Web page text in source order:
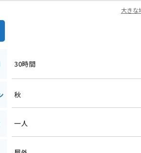
大きな
30時間
秋
一人